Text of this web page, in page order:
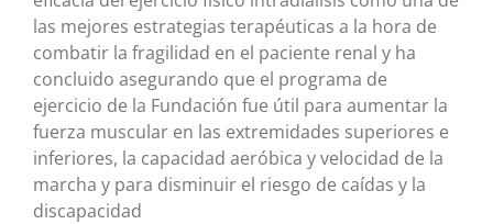
las mejores estrategias terapéuticas a la hora de
combatir la fragilidad en el paciente renal y ha
concluido asegurando que el programa de
ejercicio de la Fundación fue útil para aumentar la
fuerza muscular en las extremidades superiores e
inferiores, la capacidad aeróbica y velocidad de la
marcha y para disminuir el riesgo de caídas y la
discapacidad